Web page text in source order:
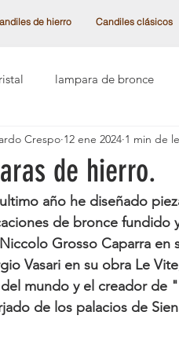
de hierro Candiles clásicos
lampara de bronce
candiles antiguos cristal
cristal Swarovski
el candil frances
de hierro.
Crespo 12 ene 2024 1 min de
de bronce fundido
Grosso Caparra
Vasari en su obra Le
mundo y el creador de
de los palacios de